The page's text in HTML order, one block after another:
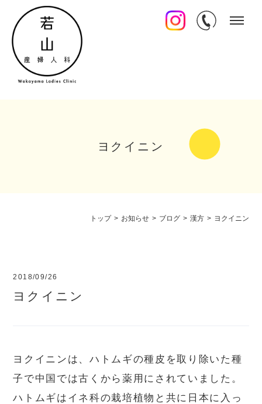
ヨクイニン
トップ > お知らせ > ブログ > 漢方 > ヨクイニン
2018/09/26
ヨクイニン
ヨクイニンは、ハトムギの種皮を取り除いた種
子で中国では古くから薬用にされていました。
ハトムギはイネ科の栽培植物と共に日本に入っ